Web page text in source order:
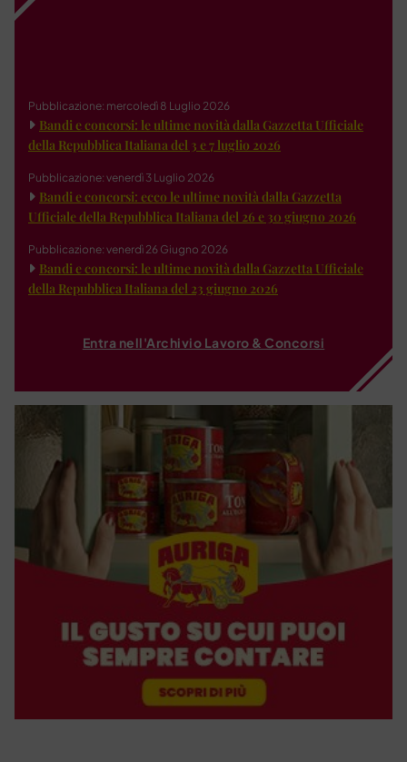
Pubblicazione: mercoledì 8 Luglio 2026
Bandi e concorsi: le ultime novità dalla Gazzetta Ufficiale
della Repubblica Italiana del 3 e 7 luglio 2026
Pubblicazione: venerdì 3 Luglio 2026
Bandi e concorsi: ecco le ultime novità dalla Gazzetta
Ufficiale della Repubblica Italiana del 26 e 30 giugno 2026
Pubblicazione: venerdì 26 Giugno 2026
Bandi e concorsi: le ultime novità dalla Gazzetta Ufficiale
della Repubblica Italiana del 23 giugno 2026
Entra nell'Archivio Lavoro & Concorsi